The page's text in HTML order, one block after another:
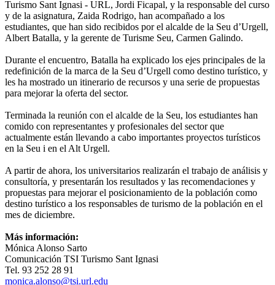
Turismo Sant Ignasi - URL, Jordi Ficapal, y la responsable del curso
y de la asignatura, Zaida Rodrigo, han acompañado a los
estudiantes, que han sido recibidos por el alcalde de la Seu d’Urgell,
Albert Batalla, y la gerente de Turisme Seu, Carmen Galindo.
Durante el encuentro, Batalla ha explicado los ejes principales de la
redefinición de la marca de la Seu d’Urgell como destino turístico, y
les ha mostrado un itinerario de recursos y una serie de propuestas
para mejorar la oferta del sector.
Terminada la reunión con el alcalde de la Seu, los estudiantes han
comido con representantes y profesionales del sector que
actualmente están llevando a cabo importantes proyectos turísticos
en la Seu i en el Alt Urgell.
A partir de ahora, los universitarios realizarán el trabajo de análisis y
consultoría, y presentarán los resultados y las recomendaciones y
propuestas para mejorar el posicionamiento de la población como
destino turístico a los responsables de turismo de la población en el
mes de diciembre.
Más información:
Mónica Alonso Sarto
Comunicación TSI Turismo Sant Ignasi
Tel. 93 252 28 91
monica.alonso@tsi.url.edu